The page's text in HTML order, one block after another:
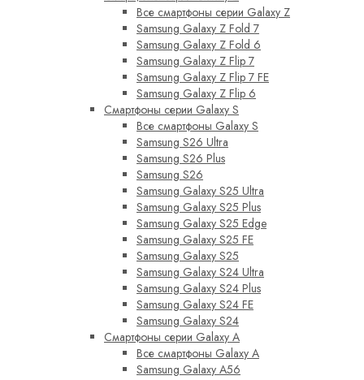
Все смартфоны серии Galaxy Z
Samsung Galaxy Z Fold 7
Samsung Galaxy Z Fold 6
Samsung Galaxy Z Flip 7
Samsung Galaxy Z Flip 7 FE
Samsung Galaxy Z Flip 6
Смартфоны серии Galaxy S
Все смартфоны Galaxy S
Samsung S26 Ultra
Samsung S26 Plus
Samsung S26
Samsung Galaxy S25 Ultra
Samsung Galaxy S25 Plus
Samsung Galaxy S25 Edge
Samsung Galaxy S25 FE
Samsung Galaxy S25
Samsung Galaxy S24 Ultra
Samsung Galaxy S24 Plus
Samsung Galaxy S24 FE
Samsung Galaxy S24
Смартфоны серии Galaxy A
Все смартфоны Galaxy A
Samsung Galaxy A56